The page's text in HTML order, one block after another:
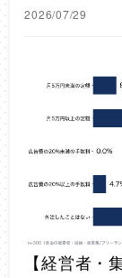
2026/07/29
【経営者・